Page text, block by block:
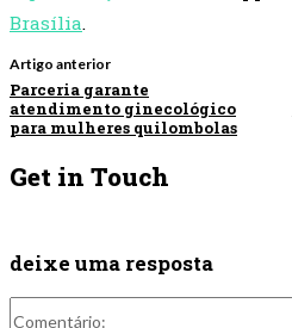
Brasília.
Artigo anterior
Parceria garante
atendimento ginecológico
para mulheres quilombolas
Get in Touch
deixe uma resposta